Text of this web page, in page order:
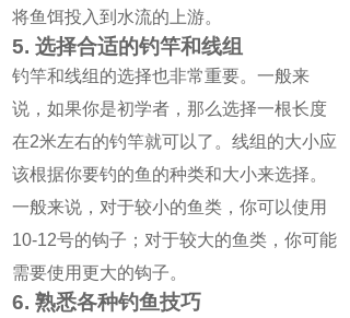
将鱼饵投入到水流的上游。
5. 选择合适的钓竿和线组
钓竿和线组的选择也非常重要。一般来
说，如果你是初学者，那么选择一根长度
在2米左右的钓竿就可以了。线组的大小应
该根据你要钓的鱼的种类和大小来选择。
一般来说，对于较小的鱼类，你可以使用
10-12号的钩子；对于较大的鱼类，你可能
需要使用更大的钩子。
6. 熟悉各种钓鱼技巧